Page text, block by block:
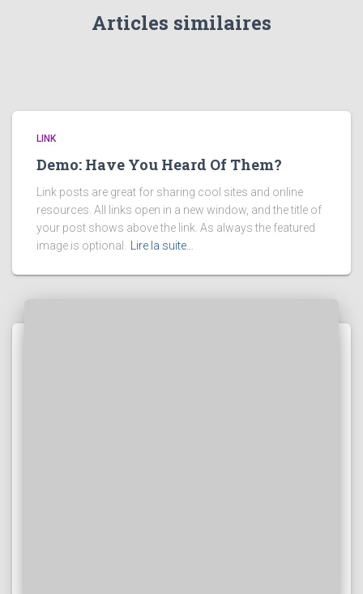
Articles similaires
LINK
Demo: Have You Heard Of Them?
Link posts are great for sharing cool sites and online
resources. All links open in a new window, and the title of
your post shows above the link. As always the featured
image is optional.
Lire la suite…